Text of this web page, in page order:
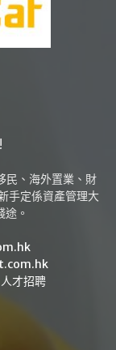
民、海外置業、財
手定係資產管理大
。
人才招聘